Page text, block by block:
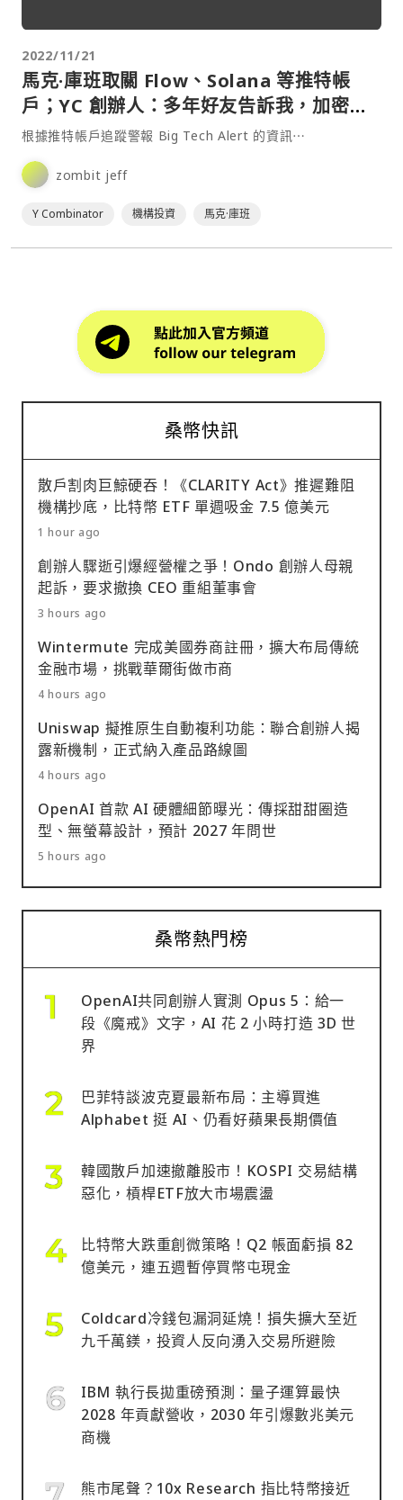
2022/11/21
馬克·庫班取關 Flow、Solana 等推特帳
戶；YC 創辦人：多年好友告訴我，加密經
濟將面臨系統性風險
根據推特帳戶追蹤警報 Big Tech Alert 的資訊⋯
zombit jeff
Y Combinator 機構投資 馬克·庫班
桑幣快訊
散戶割肉巨鯨硬吞！《CLARITY Act》推遲難阻
機構抄底，比特幣 ETF 單週吸金 7.5 億美元
1 hour ago
創辦人驟逝引爆經營權之爭！Ondo 創辦人母親
起訴，要求撤換 CEO 重組董事會
3 hours ago
Wintermute 完成美國券商註冊，擴大布局傳統
金融市場，挑戰華爾街做市商
4 hours ago
Uniswap 擬推原生自動複利功能：聯合創辦人揭
露新機制，正式納入產品路線圖
4 hours ago
OpenAI 首款 AI 硬體細節曝光：傳採甜甜圈造
型、無螢幕設計，預計 2027 年問世
5 hours ago
桑幣熱門榜
OpenAI共同創辦人實測 Opus 5：給一
段《魔戒》文字，AI 花 2 小時打造 3D 世
界
巴菲特談波克夏最新布局：主導買進
Alphabet 挺 AI、仍看好蘋果長期價值
韓國散戶加速撤離股市！KOSPI 交易結構
惡化，槓桿ETF放大市場震盪
比特幣大跌重創微策略！Q2 帳面虧損 82
億美元，連五週暫停買幣屯現金
Coldcard冷錢包漏洞延燒！損失擴大至近
九千萬鎂，投資人反向湧入交易所避險
IBM 執行長拋重磅預測：量子運算最快
2028 年貢獻營收，2030 年引爆數兆美元
商機
熊市尾聲？10x Research 指比特幣接近